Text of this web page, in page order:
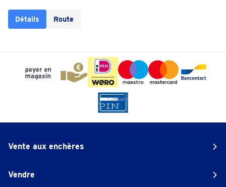
Détails Route
Vente aux enchères
Vendre